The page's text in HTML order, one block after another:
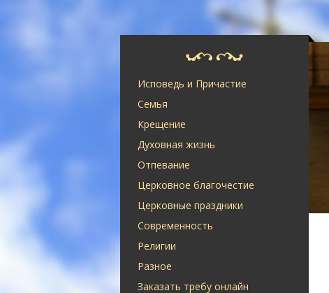
Исповедь и Причастие
Семья
Крещение
Духовная жизнь
Отпевание
Церковное благочестие
Церковные праздники
Современность
Религии
Разное
Заказать требу онлайн